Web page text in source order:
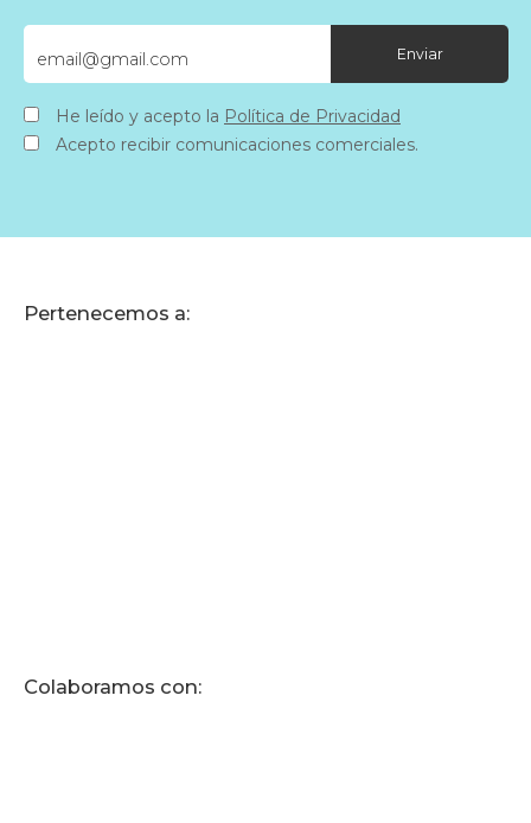
He leído y acepto la Política de Privacidad
Acepto recibir comunicaciones comerciales.
Pertenecemos a:
Colaboramos con: